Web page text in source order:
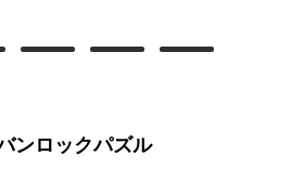
ンロックパズル